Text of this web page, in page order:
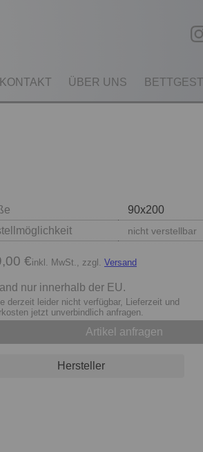
KONTAKT ÜBER UNS
nicht verstellbar
€inkl. MwSt., zzgl. Versand
nur innerhalb der EU.
derzeit leider nicht verfügbar, Lieferzeit und
jetzt unverbindlich anfragen.
Artikel anfragen
Hersteller